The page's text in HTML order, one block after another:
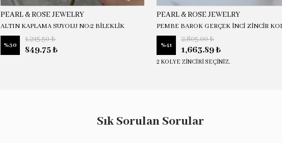
PEARL & ROSE JEWELRY
ALTIN KAPLAMA SUYOLU NO:2 BİLEKLİK
%30
1,215.50 ₺
849.75 ₺
PEARL & ROSE JEWELRY
PEMBE BAROK GERÇEK İNCİ ZİNCİR
%41
2,805.00 ₺
1,663.89 ₺
2 KOLYE ZİNCİRİ SEÇİNİZ.
Sık Sorulan Sorular